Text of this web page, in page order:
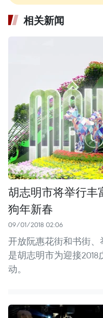
相关新闻
胡志明市将举行丰
狗年新春
09/01/2018 02:06
开放阮惠花街和书街
是胡志明市为迎接
动。